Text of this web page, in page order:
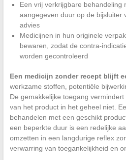
Een vrij verkrijgbare behandeling
aangegeven duur op de bijsluiter
advies
Medicijnen in hun originele
bewaren, zodat de contra-
worden gecontroleerd
Een medicijn zonder recept blijft
werkzame stoffen, potentiële
De gemakkelijke toegang
van het product in het geheel niet.
behandelen met een geschikt
een beperkte duur is een redelijke
omzetten in een langdurige reflex
verwarring van toegankelijkheid en